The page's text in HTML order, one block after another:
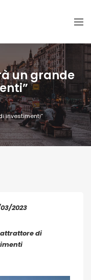
un grande
investimenti”
2023
di